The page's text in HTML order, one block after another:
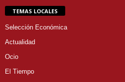
TEMAS LOCALES
Selección Económica
Actualidad
Ocio
El Tiempo